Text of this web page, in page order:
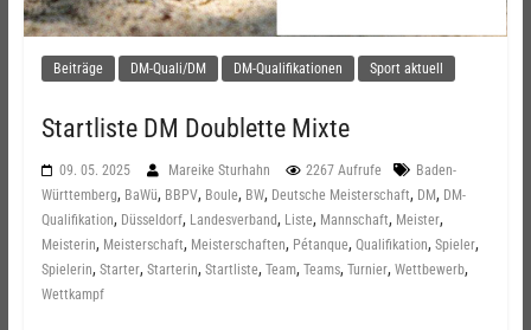
Beiträge DM-Quali/DM DM-Qualifikationen Sport aktuell
Startliste DM Doublette Mixte
09. 05. 2025 Mareike Sturhahn 2267 Aufrufe
Baden-
Württemberg, BaWü, BBPV, Boule, BW, Deutsche Meisterschaft, DM, DM-
Qualifikation, Düsseldorf, Landesverband, Liste, Mannschaft, Meister,
Meisterin, Meisterschaft, Meisterschaften, Pétanque, Qualifikation, Spieler,
Spielerin, Starter, Starterin, Startliste, Team, Teams, Turnier, Wettbewerb,
Wettkampf